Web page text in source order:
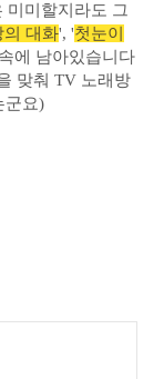
미미할지라도 그
의 대화', '첫눈이
에 남아있습니다
맞춰 TV 노래방
군요)